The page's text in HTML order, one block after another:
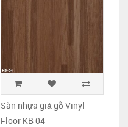
Sàn nhựa giả gỗ Vinyl
Floor KB 04